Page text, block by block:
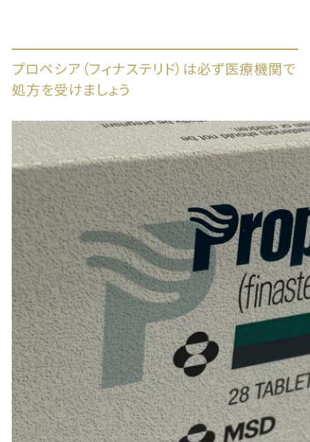
プロペシア（フィナステリド）は必ず医療機関で
処方を受けましょう